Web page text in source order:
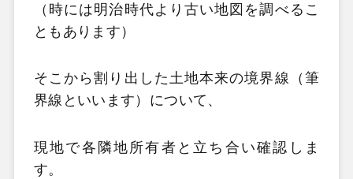
（時には明治時代より古い地図を調べるこ
ともあります）
そこから割り出した土地本来の境界線（筆
界線といいます）について、
現地で各隣地所有者と立ち合い確認しま
す。